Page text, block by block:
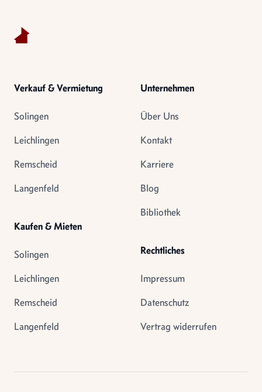
Verkauf & Vermietung
Solingen
Leichlingen
Remscheid
Langenfeld
Kaufen & Mieten
Solingen
Leichlingen
Remscheid
Langenfeld
Unternehmen
Über Uns
Kontakt
Karriere
Blog
Bibliothek
Rechtliches
Impressum
Datenschutz
Vertrag widerrufen